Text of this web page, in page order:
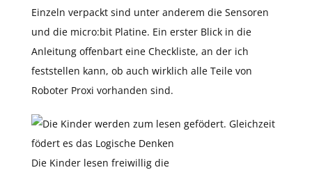
Einzeln verpackt sind unter anderem die Sensoren
und die micro:bit Platine. Ein erster Blick in die
Anleitung offenbart eine Checkliste, an der ich
feststellen kann, ob auch wirklich alle Teile von
Roboter Proxi vorhanden sind.
Die Kinder lesen freiwillig die